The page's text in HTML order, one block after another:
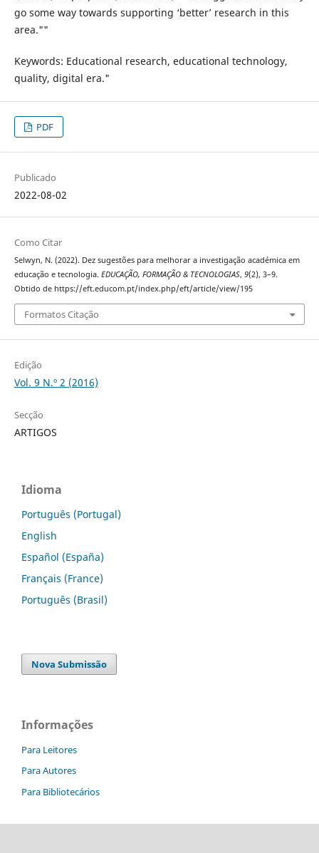
go some way towards supporting ‘better’ research in this
area.""
Keywords: Educational research, educational technology,
quality, digital era."
PDF
Publicado
2022-08-02
Como Citar
Selwyn, N. (2022). Dez sugestões para melhorar a investigação académica em
educação e tecnologia. EDUCAÇÃO, FORMAÇÃO & TECNOLOGIAS, 9(2), 3–9.
Obtido de https://eft.educom.pt/index.php/eft/article/view/195
Formatos Citação
Edição
Vol. 9 N.º 2 (2016)
Secção
ARTIGOS
Idioma
Português (Portugal)
English
Español (España)
Français (France)
Português (Brasil)
Nova Submissão
Informações
Para Leitores
Para Autores
Para Bibliotecários